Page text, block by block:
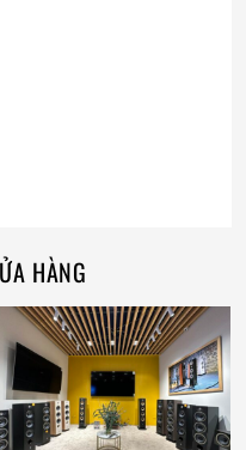
HÀNG